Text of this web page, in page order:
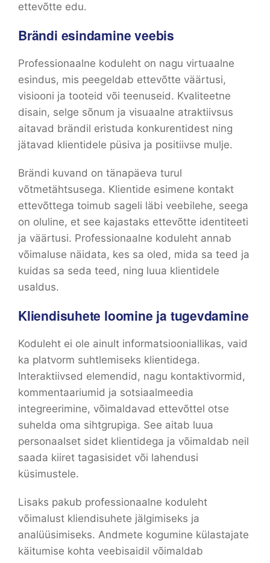
ettevõtte edu.
Brändi esindamine veebis
Professionaalne koduleht on nagu virtuaalne
esindus, mis peegeldab ettevõtte väärtusi,
visiooni ja tooteid või teenuseid. Kvaliteetne
disain, selge sõnum ja visuaalne atraktiivsus
aitavad brändil eristuda konkurentidest ning
jätavad klientidele püsiva ja positiivse mulje.
Brändi kuvand on tänapäeva turul
võtmetähtsusega. Klientide esimene kontakt
ettevõttega toimub sageli läbi veebilehe, seega
on oluline, et see kajastaks ettevõtte identiteeti
ja väärtusi. Professionaalne koduleht annab
võimaluse näidata, kes sa oled, mida sa teed ja
kuidas sa seda teed, ning luua klientidele
usaldus.
Kliendisuhete loomine ja tugevdamine
Koduleht ei ole ainult informatsiooniallikas, vaid
ka platvorm suhtlemiseks klientidega.
Interaktiivsed elemendid, nagu kontaktivormid,
kommentaariumid ja sotsiaalmeedia
integreerimine, võimaldavad ettevõttel otse
suhelda oma sihtgrupiga. See aitab luua
personaalset sidet klientidega ja võimaldab neil
saada kiiret tagasisidet või lahendusi
küsimustele.
Lisaks pakub professionaalne koduleht
võimalust kliendisuhete jälgimiseks ja
analüüsimiseks. Andmete kogumine külastajate
käitumise kohta veebisaidil võimaldab